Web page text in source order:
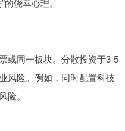
侥幸心理。
或同一板块。分散投资于3-5
风险。例如，同时配置科技
险。